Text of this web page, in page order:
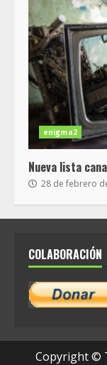
enigma2
Nueva lista
28 de febrero
COLABORACIÓN
Copyright ©